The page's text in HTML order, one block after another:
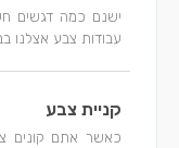
ישנם כמה דגשים
עבודות צבע אצלנו
קניית צבע
כאשר אתם קונים